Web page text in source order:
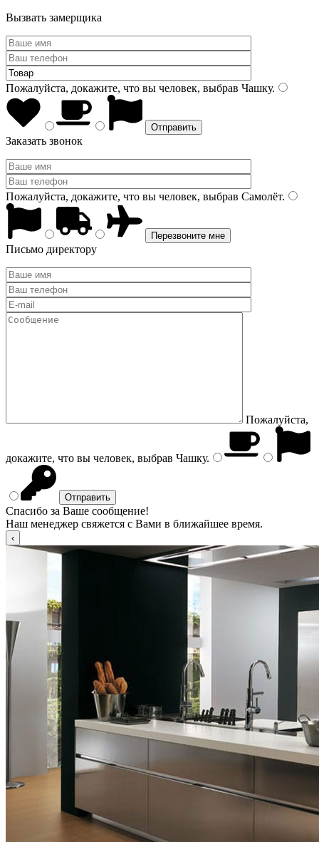
Вызвать замерщика
Пожалуйста, докажите, что вы человек, выбрав Чашку.
Заказать звонок
Пожалуйста, докажите, что вы человек, выбрав Самолёт.
Письмо директору
Пожалуйста,
докажите, что вы человек, выбрав Чашку.
Спасибо за Ваше сообщение!
Наш менеджер свяжется с Вами в ближайшее время.